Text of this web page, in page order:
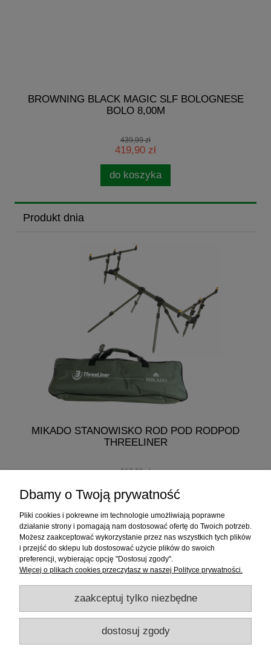
BROWNING BLACK MAGIC SLF BOLOGNESE
BOLO 8,00M
439,99 zł
419,90 zł
do koszyka
Produkt dnia
MIKADO STANOWISKO ROD POD RODPOD
THREELINER
217,00 zł
Informacje
Sklep internetowy
RATY
Promocje
Dbamy o Twoją prywatność
Pliki cookies i pokrewne im technologie umożliwiają poprawne
działanie strony i pomagają nam dostosować ofertę do Twoich potrzeb.
Możesz zaakceptować wykorzystanie przez nas wszystkich tych plików
i przejść do sklepu lub dostosować użycie plików do swoich
preferencji, wybierając opcję "Dostosuj zgody".
Więcej o plikach cookies przeczytasz w naszej Polityce prywatności.
zaakceptuj tylko niezbędne
dostosuj zgody